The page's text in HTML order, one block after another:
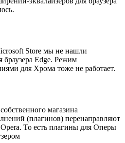
Store мы не нашли
браузера Edge. Режим
для Хрома тоже не работает.
магазина
(плагинов) перенаправляют
То есть плагины для Оперы